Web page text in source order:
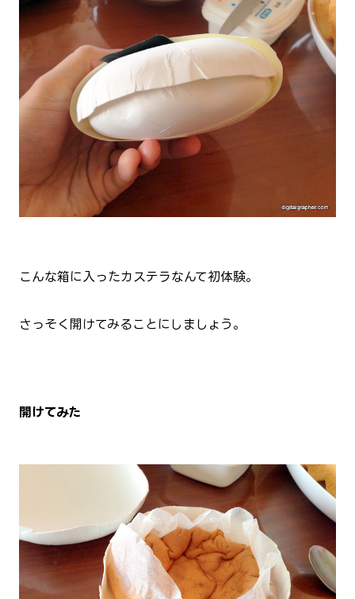
こんな箱に入ったカステラなんて初体験。
さっそく開けてみることにしましょう。
開けてみた